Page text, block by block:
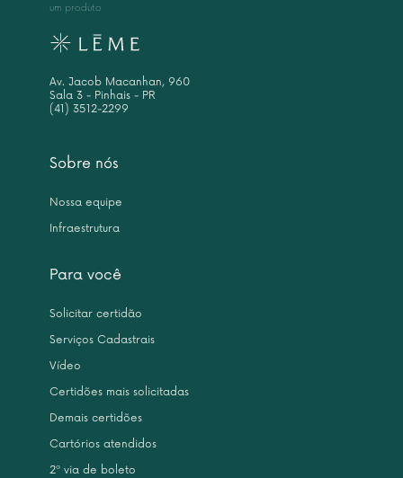
Sobre nós
Nossa equipe
Infraestrutura
Para você
Solicitar certidão
Serviços Cadastrais
Vídeo
Certidões mais solicitadas
Demais certidões
Cartórios atendidos
2ª via de boleto
um produto
Av. Jacob Macanhan, 960
Sala 3 - Pinhais - PR
(41) 3512-2299